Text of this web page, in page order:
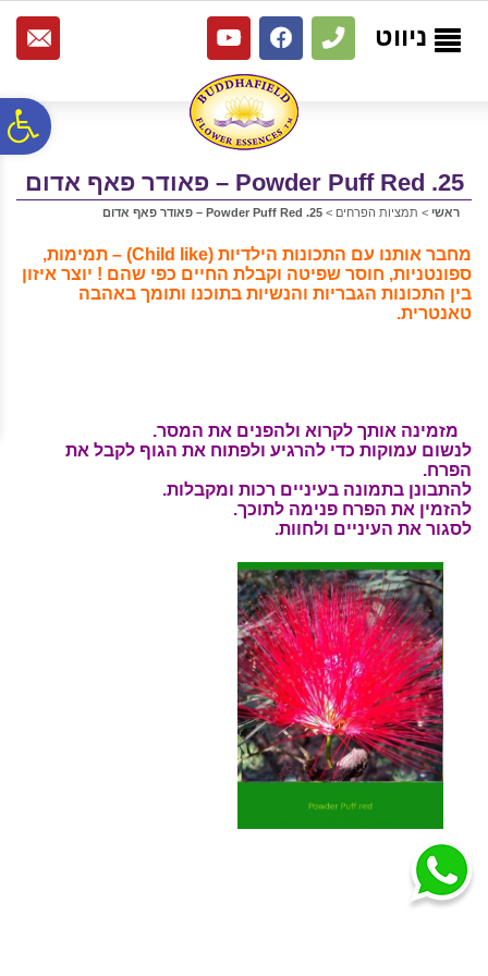
נגישות
אתר
המרכזי
ניווט
25. Powder Puff Red – פאודר פאף אדום
ראשי > תמציות הפרחים > 25. Powder Puff Red – פאודר פאף אדום
מחבר אותנו עם התכונות הילדיות (Child like) – תמימות,
ספונטניות, חוסר שפיטה וקבלת החיים כפי שהם ! יוצר איזון
בין התכונות הגבריות והנשיות בתוכנו ותומך באהבה
טאנטרית.
מזמינה אותך לקרוא ולהפנים את המסר.
לנשום עמוקות כדי להרגיע ולפתוח את הגוף לקבל את
הפרח.
להתבונן בתמונה בעיניים רכות ומקבלות.
להזמין את הפרח פנימה לתוכך.
לסגור את העיניים ולחוות.